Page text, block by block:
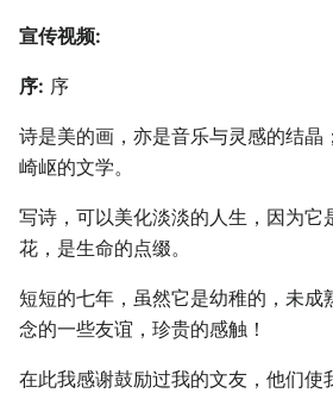
宣传视频:
序: 序
诗是美的画，亦是音乐与灵感的结晶
崎岖的文学。
写诗，可以美化淡淡的人生，因为它
花，是生命的点缀。
短短的七年，虽然它是幼稚的，未成
念的一些友谊，珍贵的感触！
在此我感谢鼓励过我的文友，他们使